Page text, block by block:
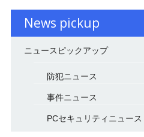
News pickup
ニュースピックアップ
防犯ニュース
事件ニュース
PCセキュリティニュース